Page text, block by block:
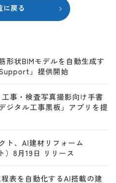
に戻る
形状BIMモデルを自動生成す
」提供開始
事・検査写真撮影向け手書
ジタル工事黒板」アプリを提
ト、AI建材リフォーム
）8月19日 リリース
表を自動化するAI搭載の建